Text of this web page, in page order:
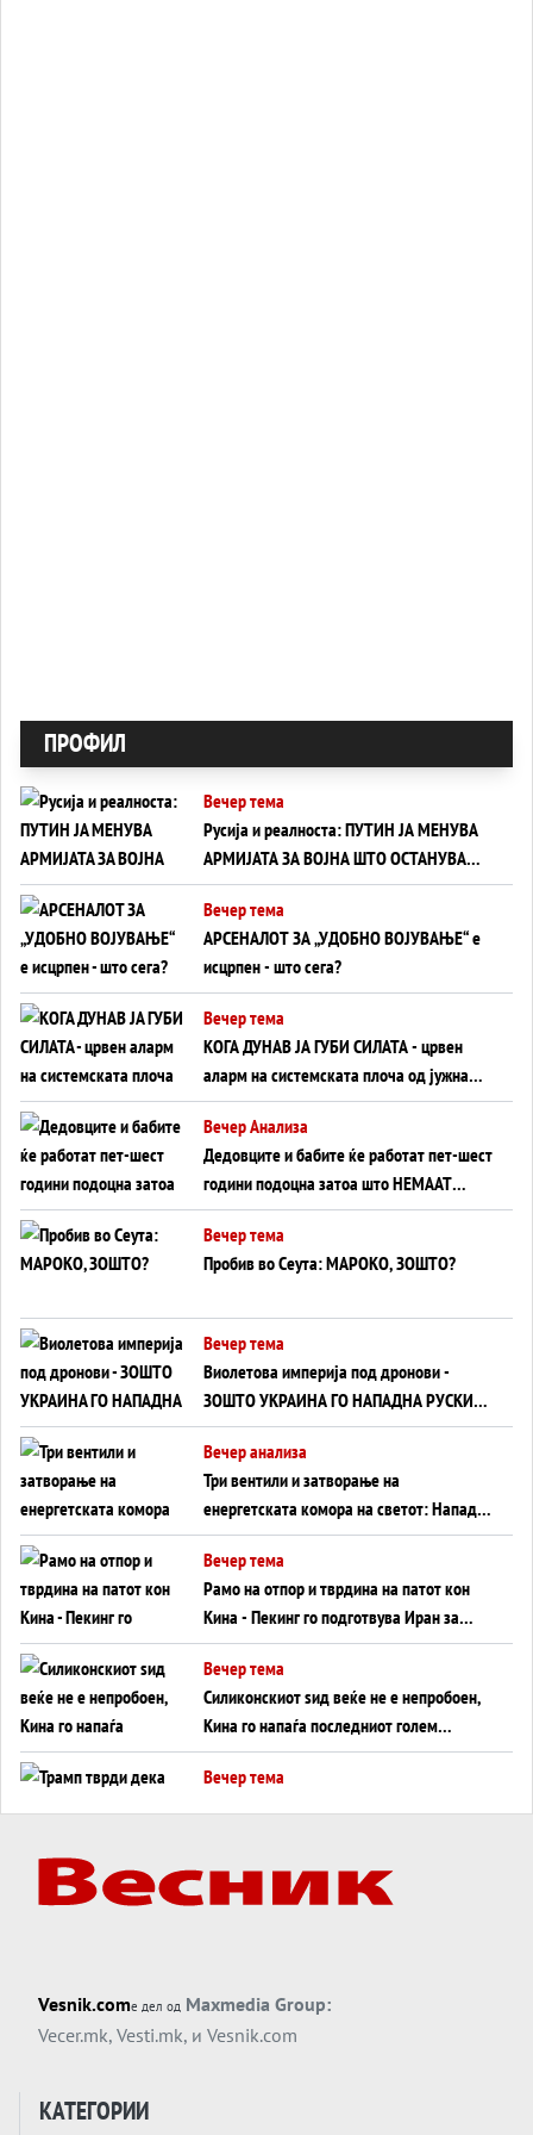
ПРОФИЛ
Вечер тема
Русија и реалноста: ПУТИН ЈА МЕНУВА
АРМИЈАТА ЗА ВОЈНА ШТО ОСТАНУВА
БЕЗ ФРОНТ
Вечер тема
АРСЕНАЛОТ ЗА „УДОБНО ВОЈУВАЊЕ“ е
исцрпен - што сега?
Вечер тема
КОГА ДУНАВ ЈА ГУБИ СИЛАТА - црвен
аларм на системската плоча од јужна
Германија до Црното Море...
Вечер Анализа
Дедовците и бабите ќе работат пет-шест
години подоцна затоа што НЕМААТ
ВНУЦИ ДА ГИ ЗАМЕНАТ
Вечер тема
Пробив во Сеута: МАРОКО, ЗОШТО?
Вечер тема
Виолетова империја под дронови -
ЗОШТО УКРАИНА ГО НАПАДНА РУСКИОТ
WILDBERRIES
Вечер анализа
Три вентили и затворање на
енергетската комора на светот: Нападот
во Суец најавува глобален енергетски
инфаркт?
Вечер тема
Рамо на отпор и тврдина на патот кон
Кина - Пекинг го подготвува Иран за
американска копнена инвазија
Вечер тема
Силиконскиот ѕид веќе не е непробоен,
Кина го напаѓа последниот голем
монопол на Западот?
Вечер тема
Вечер тема
ДЛАБОКО УДОЛУ: Сметководствените
Вечер тема
АТОМСКО ДОМИНО НА БЛИСКИОТ
ИСТОК
Vesnik.comе дел од Maxmedia Group:
Vecer.mk, Vesti.mk, и Vesnik.com
КАТЕГОРИИ